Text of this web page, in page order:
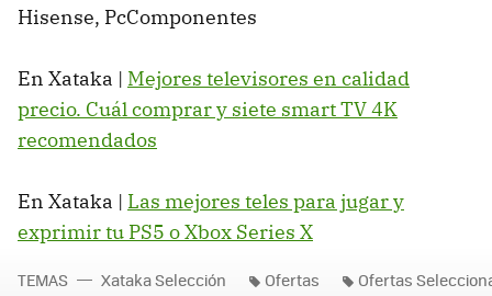
Hisense, PcComponentes
En Xataka | Mejores televisores en calidad
precio. Cuál comprar y siete smart TV 4K
recomendados
En Xataka | Las mejores teles para jugar y
exprimir tu PS5 o Xbox Series X
TEMAS Xataka Selección Ofertas Ofertas